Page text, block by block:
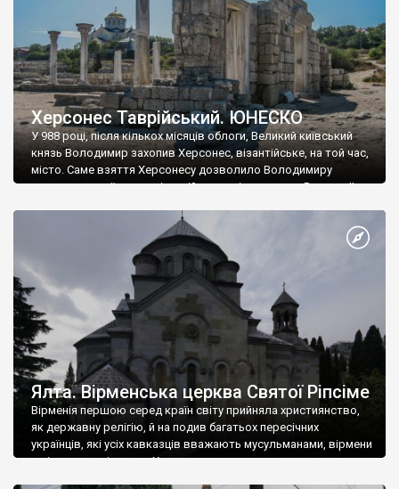
Херсонес Таврійський. ЮНЕСКО
У 988 році, після кількох місяців облоги, Великий київський
князь Володимир захопив Херсонес, візантійське, на той час,
місто. Саме взяття Херсонесу дозволило Володимиру
диктувати свої умови візантійському імператору Василю ІІ, та
Херсонесі Володимир-язичник, став Василем-християнином.
А потім було Хрещення Русі. На честь Херсонесу Таврійського
Ялта. Вірменська церква Святої Ріпсіме
Вірменія першою серед країн світу прийняла християнство,
як державну релігію, й на подив багатьох пересічних
українців, які усіх кавказців вважають мусульманами, вірмени
є відданими вірянами Христа